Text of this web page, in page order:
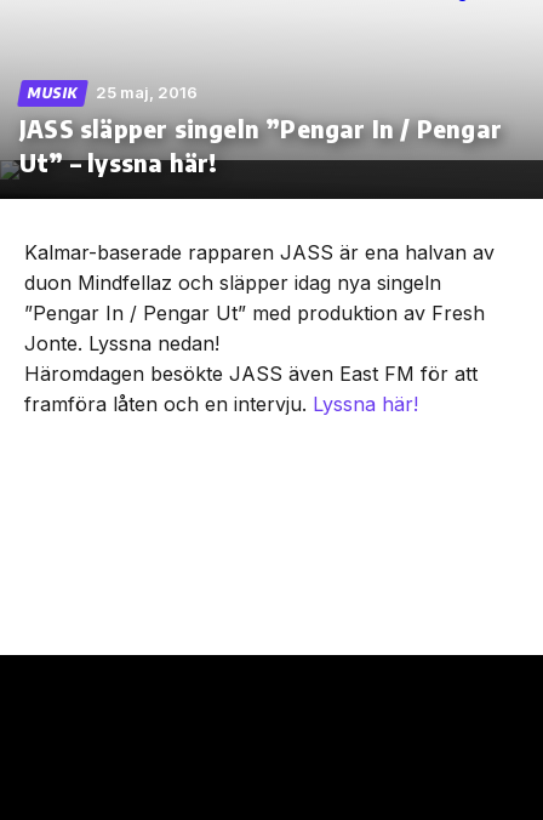
Skip
the
MUSIK 25 maj, 2016
JASS släpper singeln ”Pengar In / Pengar
Ut” – lyssna här!
Kalmar-baserade rapparen JASS är ena halvan av
duon Mindfellaz och släpper idag nya singeln
”Pengar In / Pengar Ut” med produktion av Fresh
Jonte. Lyssna nedan!
Häromdagen besökte JASS även East FM för att
framföra låten och en intervju. Lyssna här!